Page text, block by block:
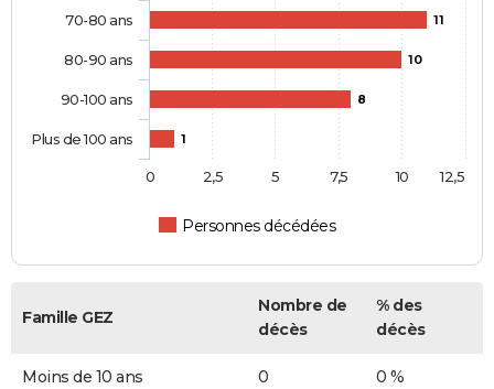
11
10
8
1
Personnes décédées
70-80 ans
80-90 ans
90-100 ans
Plus de 100 ans
0 10
2,5 5 7,5 12,5
Famille GEZ
Nombre de
décès
% des
décès
Moins de 10 ans 0 0 %